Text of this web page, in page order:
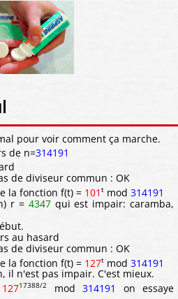
pour voir comment ça marche.
de n=314191
de diviseur commun : OK
la fonction f(t) = 101 t mod 314191
r = 4347qui est impair: caramba,
au hasard
de diviseur commun : OK
la fonction f(t) = 127t mod 314191
il n'est pas impair. C'est mieux.
12717388/2 mod 314191
on essaye